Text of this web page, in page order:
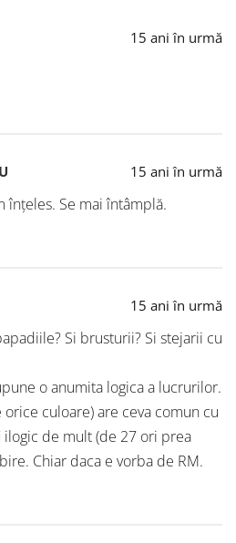
15 ani în urmă
15 ani în urmă
înțeles. Se mai întâmplă.
15 ani în urmă
Si brusturii? Si stejarii cu
o anumita logica a lucrurilor.
culoare) are ceva comun cu
ilogic de mult (de 27 ori prea
Chiar daca e vorba de RM.